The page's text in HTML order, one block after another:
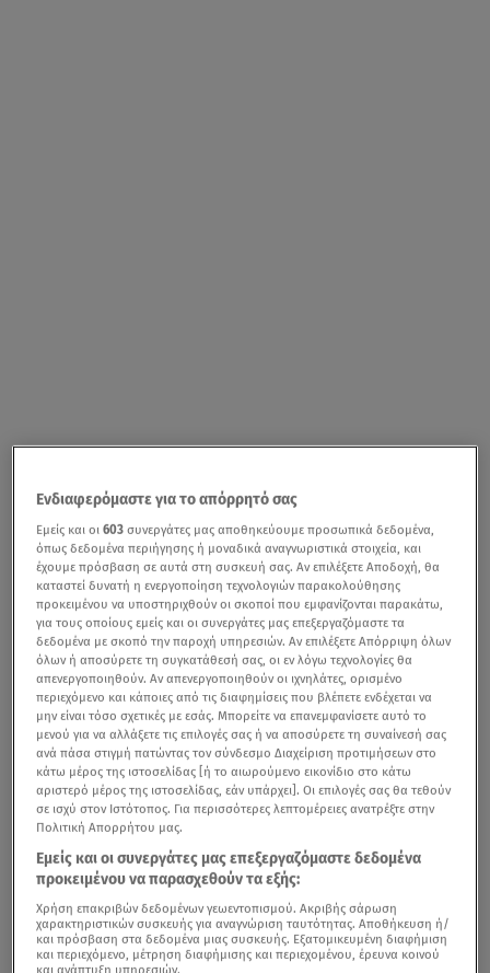
Περίπου 2,3 εκατομμύρια πολίτες είναι οι δικαιούχοι
τουέκτακτου επιδόματος αλληλεγγύηςπου ανακοίνωσε
σήμερα ο πρωθυπουργός. Ο υπουργός Εθνικής
Οικονομίας,Κ. Χατζηδάκηςπροχώρησε σε ενημέρωση
για την εξειδίκευση των νέων μέτρων που στόχο έχουν
την ενίσχυση των ευάλωτων κοινωνικών στρωμάτων.
Μητσοτάκης: Επίδομα αλληλεγγύης τον Δεκέμβριο -
Ποιοι το δικαιούνται
Ενδιαφερόμαστε για το απόρρητό σας
Εμείς και οι603 συνεργάτες μας αποθηκεύουμε προσωπικά δεδομένα,
όπως δεδομένα περιήγησης ή μοναδικά αναγνωριστικά στοιχεία, και
έχουμε πρόσβαση σε αυτά στη συσκευή σας. Αν επιλέξετε Αποδοχή, θα
καταστεί δυνατή η ενεργοποίηση τεχνολογιών παρακολούθησης
προκειμένου να υποστηριχθούν οι σκοποί που εμφανίζονται παρακάτω,
για τους οποίους εμείς και οι συνεργάτες μας επεξεργαζόμαστε τα
δεδομένα με σκοπό την παροχή υπηρεσιών. Αν επιλέξετε Απόρριψη όλων
όλων ή αποσύρετε τη συγκατάθεσή σας, οι εν λόγω τεχνολογίες θα
απενεργοποιηθούν. Αν απενεργοποιηθούν οι ιχνηλάτες, ορισμένο
περιεχόμενο και κάποιες από τις διαφημίσεις που βλέπετε ενδέχεται να
μην είναι τόσο σχετικές με εσάς. Μπορείτε να επανεμφανίσετε αυτό το
μενού για να αλλάξετε τις επιλογές σας ή να αποσύρετε τη συναίνεσή σας
ανά πάσα στιγμή πατώντας τον σύνδεσμο Διαχείριση προτιμήσεων στο
κάτω μέρος της ιστοσελίδας [ή το αιωρούμενο εικονίδιο στο κάτω
αριστερό μέρος της ιστοσελίδας, εάν υπάρχει]. Οι επιλογές σας θα τεθούν
σε ισχύ στον Ιστότοπος. Για περισσότερες λεπτομέρειες ανατρέξτε στην
Πολιτική Απορρήτου μας.
Εμείς και οι συνεργάτες μας επεξεργαζόμαστε δεδομένα
προκειμένου να παρασχεθούν τα εξής:
Χρήση επακριβών δεδομένων γεωεντοπισμού. Ακριβής σάρωση
χαρακτηριστικών συσκευής για αναγνώριση ταυτότητας. Αποθήκευση ή/
και πρόσβαση στα δεδομένα μιας συσκευής. Εξατομικευμένη διαφήμιση
και περιεχόμενο, μέτρηση διαφήμισης και περιεχομένου, έρευνα κοινού
και ανάπτυξη υπηρεσιών.